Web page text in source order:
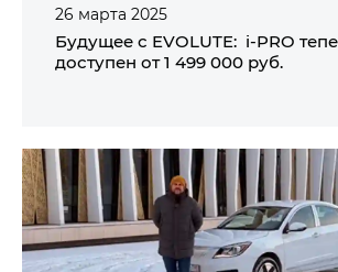
26 марта 2025
Будущее с EVOLUTE: i‑PRO
доступен от 1 499 000 руб.